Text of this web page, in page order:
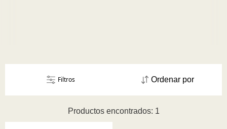
Productos encontrados: 1
Ordenar por
Fecha de lanzamiento
Filtros